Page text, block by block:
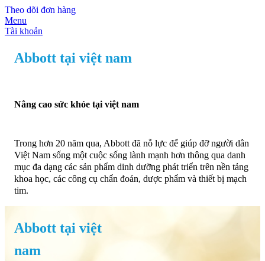
Theo dõi đơn hàng
Menu
Tài khoản
Abbott tại việt nam
Nâng cao sức khỏe tại việt nam
Trong hơn 20 năm qua, Abbott đã nỗ lực để giúp đỡ người dân
Việt Nam sống một cuộc sống lành mạnh hơn thông qua danh
mục đa dạng các sản phẩm dinh dưỡng phát triển trên nền tảng
khoa học, các công cụ chẩn đoán, dược phẩm và thiết bị mạch
tim.
Abbott tại việt
nam